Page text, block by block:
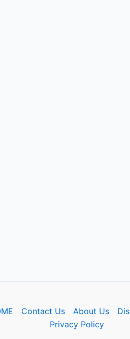
Contact Us About Us
Privacy Policy